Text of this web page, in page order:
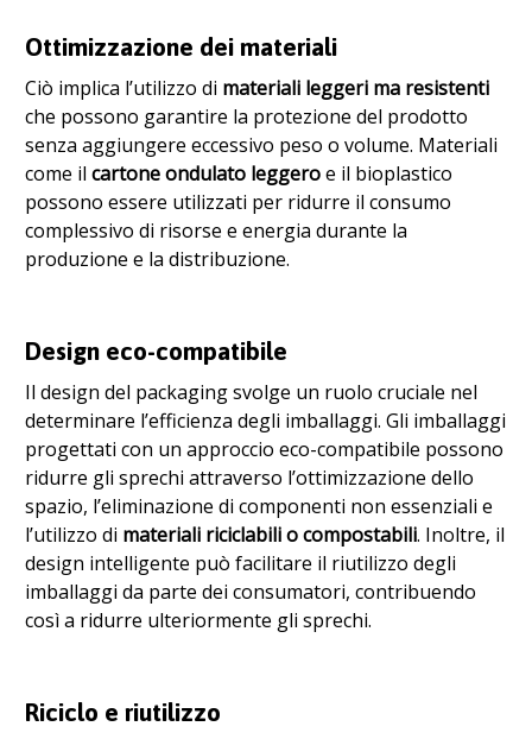
Ottimizzazione dei materiali
Ciò implica l’utilizzo di materiali leggeri ma resistenti
che possono garantire la protezione del prodotto
senza aggiungere eccessivo peso o volume. Materiali
come il cartone ondulato leggeroe il bioplastico
possono essere utilizzati per ridurre il consumo
complessivo di risorse e energia durante la
produzione e la distribuzione.
Design eco-compatibile
Il design del packaging svolge un ruolo cruciale nel
determinare l’efficienza degli imballaggi. Gli imballaggi
progettati con un approccio eco-compatibile possono
ridurre gli sprechi attraverso l’ottimizzazione dello
spazio, l’eliminazione di componenti non essenziali e
l’utilizzo di materiali riciclabili o compostabili. Inoltre, il
design intelligente può facilitare il riutilizzo degli
imballaggi da parte dei consumatori, contribuendo
così a ridurre ulteriormente gli sprechi.
Riciclo e riutilizzo